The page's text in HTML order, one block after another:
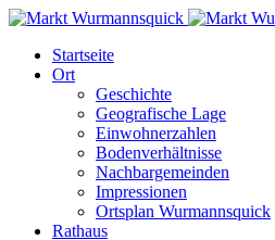
Startseite
Ort
Geschichte
Geografische Lage
Einwohnerzahlen
Bodenverhältnisse
Nachbargemeinden
Impressionen
Ortsplan Wurmannsquick
Rathaus